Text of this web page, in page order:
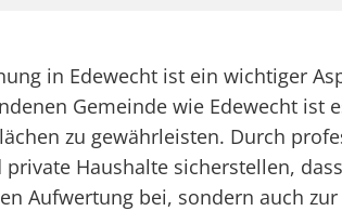
in Edewecht ist ein wichtiger
Gemeinde wie Edewecht
zu gewährleisten. Durch
private Haushalte sicherstellen,
Aufwertung bei, sondern auch